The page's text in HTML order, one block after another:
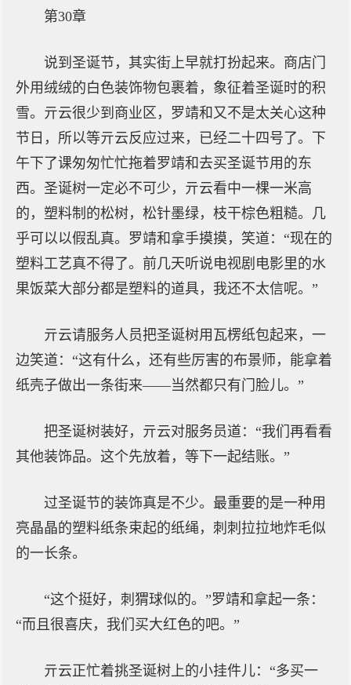
第30章
说到圣诞节，其实街上早就打扮起来。商店门
外用绒绒的白色装饰物包裹着，象征着圣诞时的积
雪。亓云很少到商业区，罗靖和又不是太关心这种
节日，所以等亓云反应过来，已经二十四号了。下
午下了课匆匆忙忙拖着罗靖和去买圣诞节用的东
西。圣诞树一定必不可少，亓云看中一棵一米高
的，塑料制的松树，松针墨绿，枝干棕色粗糙。几
乎可以以假乱真。罗靖和拿手摸摸，笑道：“现在的
塑料工艺真不得了。前几天听说电视剧电影里的水
果饭菜大部分都是塑料的道具，我还不太信呢。”
亓云请服务人员把圣诞树用瓦楞纸包起来，一
边笑道：“这有什么，还有些厉害的布景师，能拿着
纸壳子做出一条街来——当然都只有门脸儿。”
把圣诞树装好，亓云对服务员道：“我们再看看
其他装饰品。这个先放着，等下一起结账。”
过圣诞节的装饰真是不少。最重要的是一种用
亮晶晶的塑料纸条束起的纸绳，刺刺拉拉地炸毛似
的一长条。
“这个挺好，刺猬球似的。”罗靖和拿起一条：
“而且很喜庆，我们买大红色的吧。”
亓云正忙着挑圣诞树上的小挂件儿：“多买一